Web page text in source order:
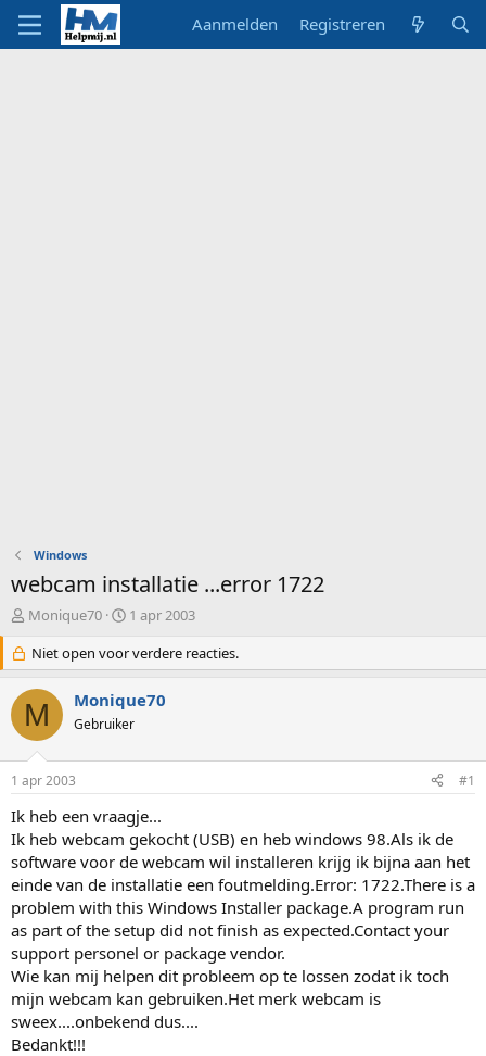
Aanmelden Registreren
Windows
webcam installatie ...error 1722
O
d
e
r
w
e
s
t
a
r
t
e
r
Monique70
S
a
r
d
a
m
1 apr 2003
Niet open voor verdere reacties.
M Monique70
Gebruiker
1 apr 2003 #1
Ik heb een vraagje...
Ik heb webcam gekocht (USB) en heb windows 98.Als ik de
software voor de webcam wil installeren krijg ik bijna aan het
einde van de installatie een foutmelding.Error: 1722.There is a
problem with this Windows Installer package.A program run
as part of the setup did not finish as expected.Contact your
support personel or package vendor.
Wie kan mij helpen dit probleem op te lossen zodat ik toch
mijn webcam kan gebruiken.Het merk webcam is
sweex....onbekend dus....
Bedankt!!!